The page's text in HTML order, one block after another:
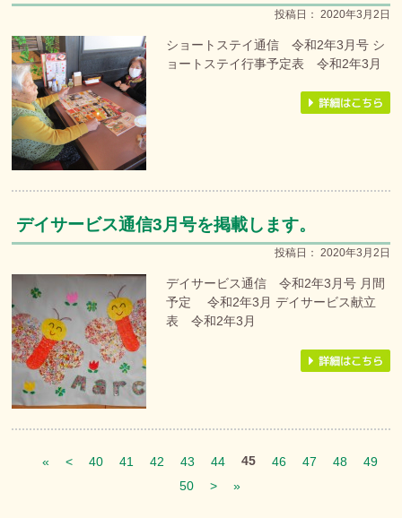
投稿日： 2020年3月2日
ショートステイ通信 令和2年3月号 シ
ョートステイ行事予定表 令和2年3月
デイサービス通信3月号を掲載します。
投稿日： 2020年3月2日
デイサービス通信 令和2年3月号 月間
予定 令和2年3月 デイサービス献立
表 令和2年3月
« < 40 41 42 43 44 45 46 47 48
49
50
> »